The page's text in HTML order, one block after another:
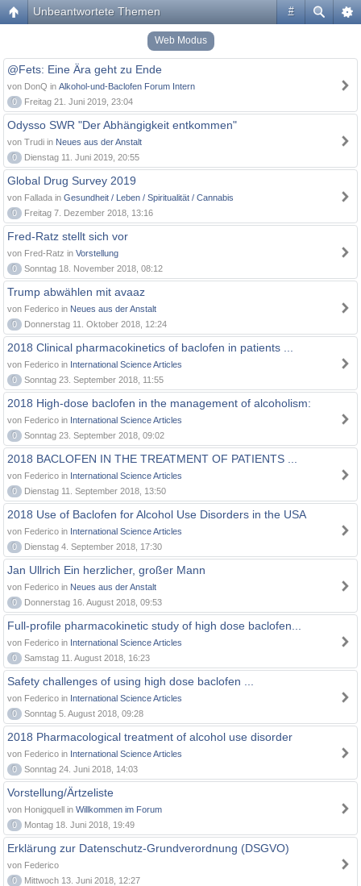
#
Unbeantwortete Themen
Web Modus
@Fets: Eine Ära geht zu Ende
von DonQ in Alkohol-und-Baclofen Forum Intern
0
Freitag 21. Juni 2019, 23:04
Odysso SWR "Der Abhängigkeit entkommen"
von Trudi in Neues aus der Anstalt
0
Dienstag 11. Juni 2019, 20:55
Global Drug Survey 2019
von Fallada in Gesundheit / Leben / Spiritualität / Cannabis
0
Freitag 7. Dezember 2018, 13:16
Fred-Ratz stellt sich vor
von Fred-Ratz in Vorstellung
0
Sonntag 18. November 2018, 08:12
Trump abwählen mit avaaz
von Federico in Neues aus der Anstalt
0
Donnerstag 11. Oktober 2018, 12:24
2018 Clinical pharmacokinetics of baclofen in patients ...
von Federico in International Science Articles
0
Sonntag 23. September 2018, 11:55
2018 High-dose baclofen in the management of alcoholism:
von Federico in International Science Articles
0
Sonntag 23. September 2018, 09:02
2018 BACLOFEN IN THE TREATMENT OF PATIENTS ...
von Federico in International Science Articles
0
Dienstag 11. September 2018, 13:50
2018 Use of Baclofen for Alcohol Use Disorders in the USA
von Federico in International Science Articles
0
Dienstag 4. September 2018, 17:30
Jan Ullrich Ein herzlicher, großer Mann
von Federico in Neues aus der Anstalt
0
Donnerstag 16. August 2018, 09:53
Full-profile pharmacokinetic study of high dose baclofen...
von Federico in International Science Articles
0
Samstag 11. August 2018, 16:23
Safety challenges of using high dose baclofen ...
von Federico in International Science Articles
0
Sonntag 5. August 2018, 09:28
2018 Pharmacological treatment of alcohol use disorder
von Federico in International Science Articles
0
Sonntag 24. Juni 2018, 14:03
Vorstellung/Ärtzeliste
von Honigquell in Willkommen im Forum
0
Montag 18. Juni 2018, 19:49
Erklärung zur Datenschutz-Grundverordnung (DSGVO)
von Federico
0
Mittwoch 13. Juni 2018, 12:27